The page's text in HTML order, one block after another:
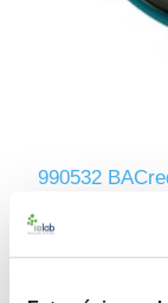
990532
112,00 €